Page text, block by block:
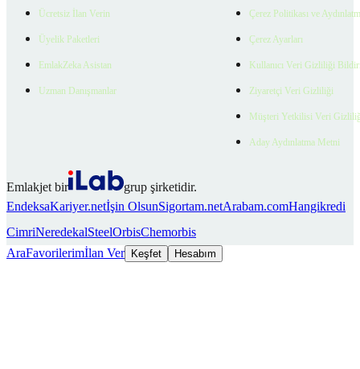
Ücretsiz İlan Verin
Üyelik Paketleri
EmlakZeka Asistan
Uzman Danışmanlar
Çerez Politikası ve
Çerez Ayarları
Kullanıcı Veri Gizliliği
Ziyaretçi Veri Gizliliği
Müşteri Yetkilisi Veri
Aday Aydınlatma Metni
Emlakjet bir
grup şirketidir.
EndeksaKariyer.netİşin OlsunSigortam.netArabam.comHangikredi
CimriNeredekalSteelOrbisChemorbis
AraFavorilerimİlan Ver Keşfet Hesabım